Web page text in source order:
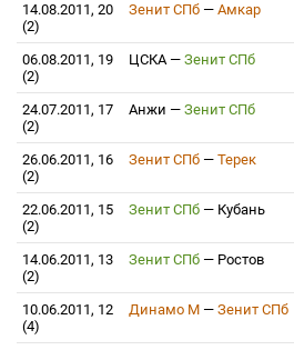
14.08.2011, 20
(2)
Зенит СПб — Амкар
06.08.2011, 19
(2)
ЦСКА — Зенит СПб
24.07.2011, 17
(2)
Анжи — Зенит СПб
26.06.2011, 16
(2)
Зенит СПб — Терек
22.06.2011, 15
(2)
Зенит СПб — Кубань
14.06.2011, 13
(2)
Зенит СПб — Ростов
10.06.2011, 12
(4)
Динамо М — Зенит СПб